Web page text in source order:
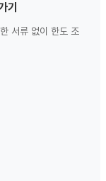
기
서류 없이 한도 조